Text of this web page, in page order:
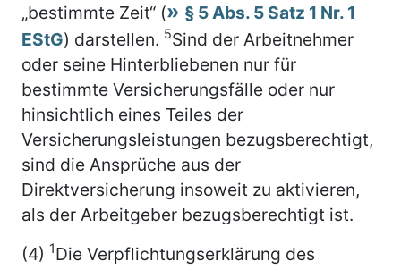
„bestimmte Zeit“ (
§ 5 Abs. 5 Satz 1 Nr. 1
EStG) darstellen. 5Sind der Arbeitnehmer
oder seine Hinterbliebenen nur für
bestimmte Versicherungsfälle oder nur
hinsichtlich eines Teiles der
Versicherungsleistungen bezugsberechtigt,
sind die Ansprüche aus der
Direktversicherung insoweit zu aktivieren,
als der Arbeitgeber bezugsberechtigt ist.
(4) 1Die Verpflichtungserklärung des